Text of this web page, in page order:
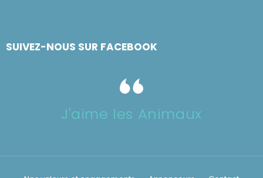
SUIVEZ-NOUS SUR FACEBOOK
J'aime les Animaux